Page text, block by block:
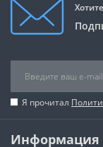
Я прочитал
Информация